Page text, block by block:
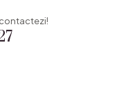
contactezi!